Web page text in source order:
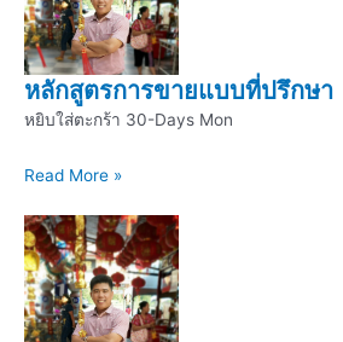
หลักสูตรการขายแบบที่ปรึกษา
หยิบใส่ตะกร้า 30-Days Mon
Read More »